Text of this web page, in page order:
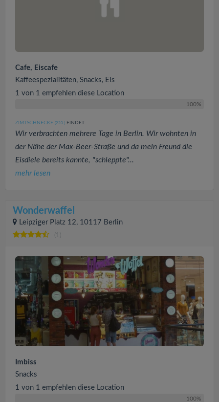
Cafe, Eiscafe
Kaffeespezialitäten, Snacks, Eis
1 von 1 empfehlen diese Location
100%
ZIMTSCHNECKE (220 ) FINDET:
Wir verbrachten mehrere Tage in Berlin. Wir wohnten in
der Nähe der Max-Beer-Straße und da mein Freund die
Eisdiele bereits kannte, "schleppte"...
mehr lesen
Wonderwaffel
Leipziger Platz 12, 10117 Berlin
(1)
Imbiss
Snacks
1 von 1 empfehlen diese Location
100%